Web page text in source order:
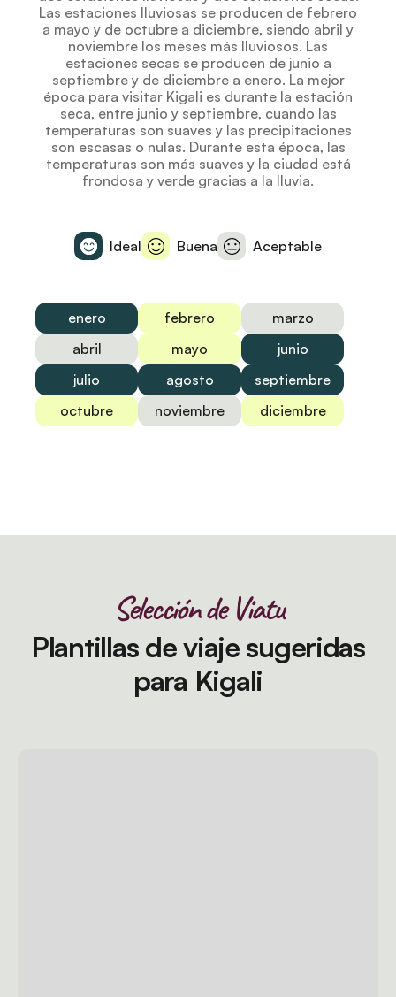
Las estaciones lluviosas se producen de febrero
a mayo y de octubre a diciembre, siendo abril y
noviembre los meses más lluviosos. Las
estaciones secas se producen de junio a
septiembre y de diciembre a enero. La mejor
época para visitar Kigali es durante la estación
seca, entre junio y septiembre, cuando las
temperaturas son suaves y las precipitaciones
son escasas o nulas. Durante esta época, las
temperaturas son más suaves y la ciudad está
frondosa y verde gracias a la lluvia.
Ideal Buena Aceptable
enero febrero
marzo
abril
mayo
junio
julio
agosto
septiembre
octubre
noviembre diciembre
Selección de Viatu
Plantillas de viaje sugeridas
para Kigali